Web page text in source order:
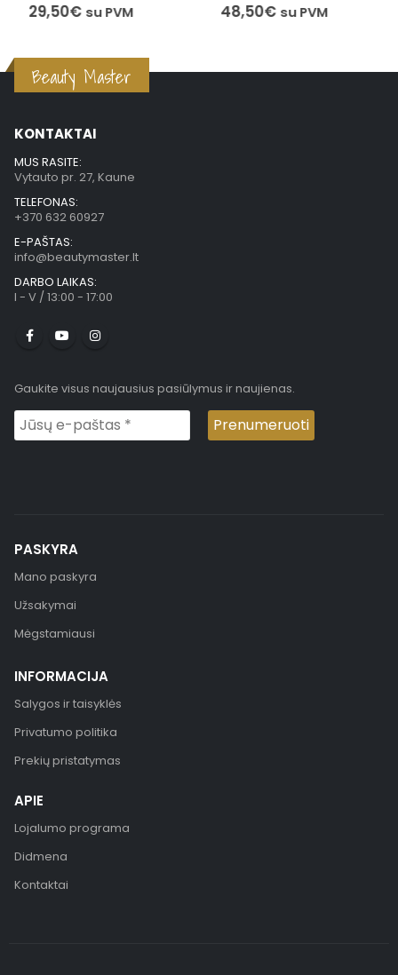
29,50€ su PVM 48,50€ su PVM
Beauty Master
KONTAKTAI
MUS RASITE:
Vytauto pr. 27, Kaune
TELEFONAS:
+370 632 60927
E-PAŠTAS:
info@beautymaster.lt
DARBO LAIKAS:
I - V / 13:00 - 17:00
Gaukite visus naujausius pasiūlymus ir naujienas.
PASKYRA
Mano paskyra
Užsakymai
Mėgstamiausi
INFORMACIJA
Salygos ir taisyklės
Privatumo politika
Prekių pristatymas
APIE
Lojalumo programa
Didmena
Kontaktai